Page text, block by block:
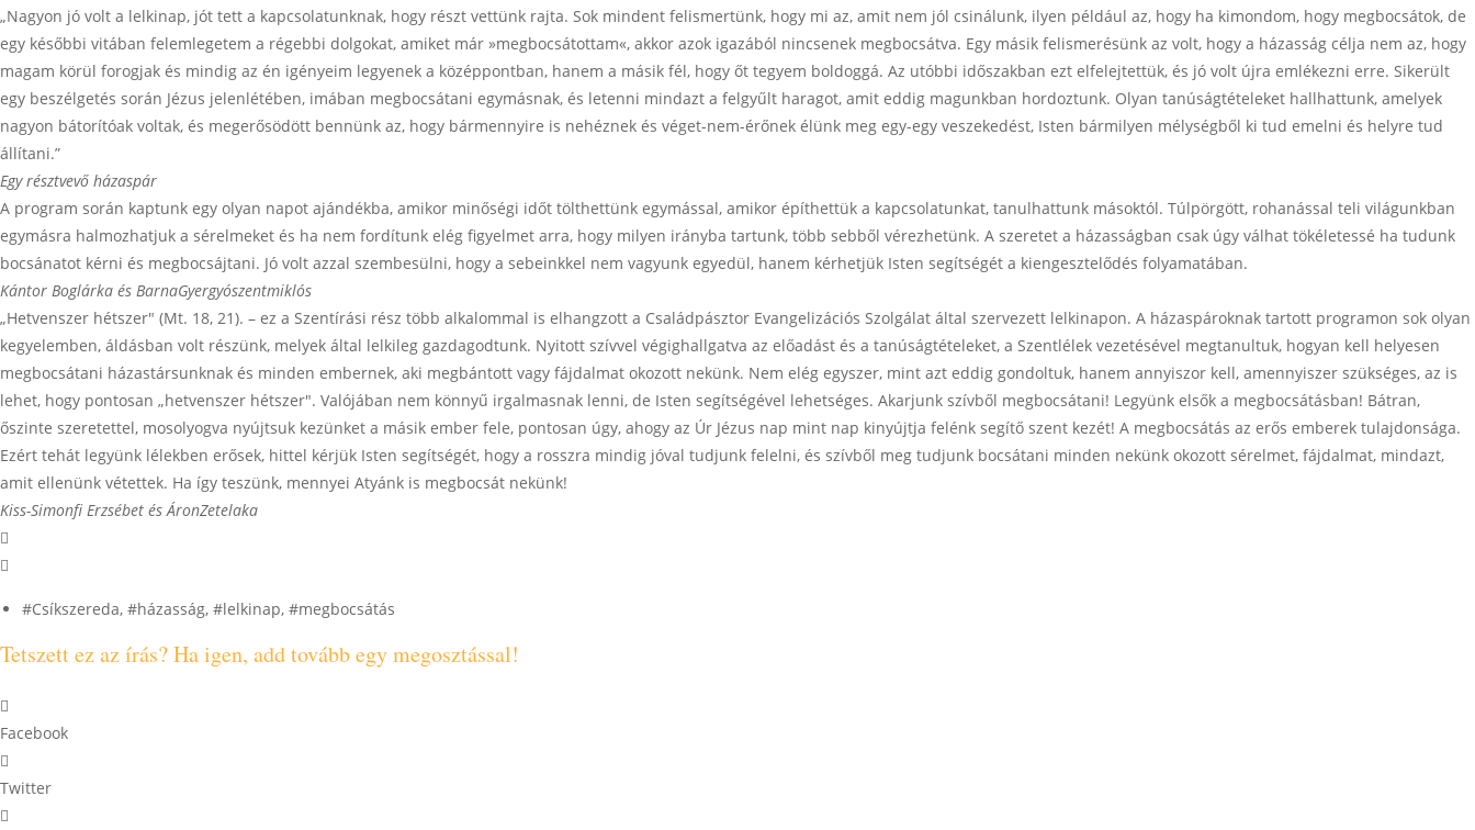
„Nagyon jó volt a lelkinap, jót tett a kapcsolatunknak, hogy részt vettünk rajta. Sok mindent felismertünk, hogy mi az, amit nem jól csinálunk, ilyen például az, hogy ha kimondom, hogy megbocsátok, de
egy későbbi vitában felemlegetem a régebbi dolgokat, amiket már »megbocsátottam«, akkor azok igazából nincsenek megbocsátva. Egy másik felismerésünk az volt, hogy a házasság célja nem az, hogy
magam körül forogjak és mindig az én igényeim legyenek a középpontban, hanem a másik fél, hogy őt tegyem boldoggá. Az utóbbi időszakban ezt elfelejtettük, és jó volt újra emlékezni erre. Sikerült
egy beszélgetés során Jézus jelenlétében, imában megbocsátani egymásnak, és letenni mindazt a felgyűlt haragot, amit eddig magunkban hordoztunk. Olyan tanúságtételeket hallhattunk, amelyek
nagyon bátorítóak voltak, és megerősödött bennünk az, hogy bármennyire is nehéznek és véget-nem-érőnek élünk meg egy-egy veszekedést, Isten bármilyen mélységből ki tud emelni és helyre tud
állítani.”
Egy résztvevő házaspár
A program során kaptunk egy olyan napot ajándékba, amikor minőségi időt tölthettünk egymással, amikor építhettük a kapcsolatunkat, tanulhattunk másoktól. Túlpörgött, rohanással teli világunkban
egymásra halmozhatjuk a sérelmeket és ha nem fordítunk elég figyelmet arra, hogy milyen irányba tartunk, több sebből vérezhetünk. A szeretet a házasságban csak úgy válhat tökéletessé ha tudunk
bocsánatot kérni és megbocsájtani. Jó volt azzal szembesülni, hogy a sebeinkkel nem vagyunk egyedül, hanem kérhetjük Isten segítségét a kiengesztelődés folyamatában.
Kántor Boglárka és BarnaGyergyószentmiklós
„Hetvenszer hétszer" (Mt. 18, 21). – ez a Szentírási rész több alkalommal is elhangzott a Családpásztor Evangelizációs Szolgálat által szervezett lelkinapon. A házaspároknak tartott programon sok olyan
kegyelemben, áldásban volt részünk, melyek által lelkileg gazdagodtunk. Nyitott szívvel végighallgatva az előadást és a tanúságtételeket, a Szentlélek vezetésével megtanultuk, hogyan kell helyesen
megbocsátani házastársunknak és minden embernek, aki megbántott vagy fájdalmat okozott nekünk. Nem elég egyszer, mint azt eddig gondoltuk, hanem annyiszor kell, amennyiszer szükséges, az is
lehet, hogy pontosan „hetvenszer hétszer". Valójában nem könnyű irgalmasnak lenni, de Isten segítségével lehetséges. Akarjunk szívből megbocsátani! Legyünk elsők a megbocsátásban! Bátran,
őszinte szeretettel, mosolyogva nyújtsuk kezünket a másik ember fele, pontosan úgy, ahogy az Úr Jézus nap mint nap kinyújtja felénk segítő szent kezét! A megbocsátás az erős emberek tulajdonsága.
Ezért tehát legyünk lélekben erősek, hittel kérjük Isten segítségét, hogy a rosszra mindig jóval tudjunk felelni, és szívből meg tudjunk bocsátani minden nekünk okozott sérelmet, fájdalmat, mindazt,
amit ellenünk vétettek. Ha így teszünk, mennyei Atyánk is megbocsát nekünk!
Kiss-Simonfi Erzsébet és ÁronZetelaka
#Csíkszereda, #házasság, #lelkinap, #megbocsátás
Tetszett ez az írás? Ha igen, add tovább egy megosztással!
Facebook
Twitter